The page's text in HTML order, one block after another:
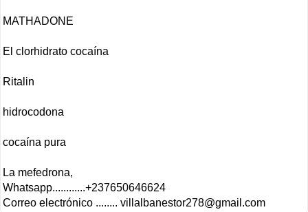
MATHADONE
El clorhidrato cocaína
Ritalin
hidrocodona
cocaína pura
La mefedrona,
Whatsapp............+237650646624
Correo electrónico ........ villalbanestor278@gmail.com